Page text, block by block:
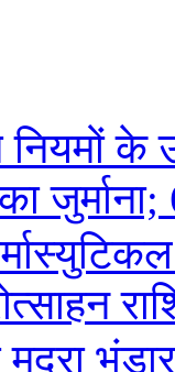
नियमों
मुद्रा